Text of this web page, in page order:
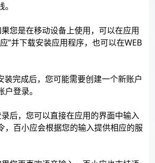
您是在移动设备上使用，可以在应用
”并下载安装应用程序，也可以在WEB
装完成后，您可能需要创建一个新账户
登录。
后，您可以直接在应用的界面中输入
，百小应会根据您的输入提供相应的服